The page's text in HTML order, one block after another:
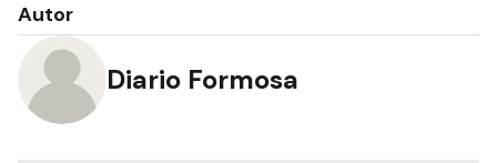
Autor
Diario Formosa